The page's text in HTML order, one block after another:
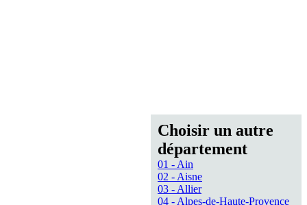
Choisir un autre
département
01 - Ain
02 - Aisne
03 - Allier
04 - Alpes-de-Haute-Provence